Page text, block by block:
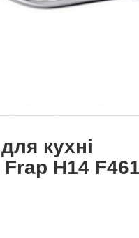
кухні
Frap H14